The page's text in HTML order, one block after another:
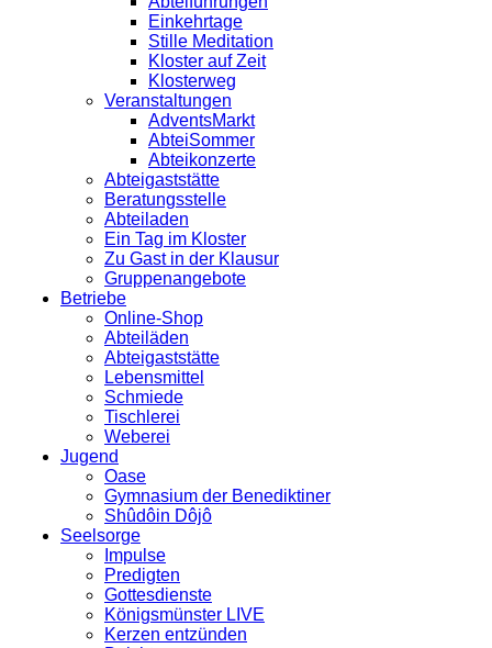
Einkehrtage
Stille Meditation
Kloster auf Zeit
Klosterweg
Veranstaltungen
AdventsMarkt
AbteiSommer
Abteikonzerte
Abteigaststätte
Beratungsstelle
Abteiladen
Ein Tag im Kloster
Zu Gast in der Klausur
Gruppenangebote
Betriebe
Online-Shop
Abteiläden
Abteigaststätte
Lebensmittel
Schmiede
Tischlerei
Weberei
Jugend
Oase
Gymnasium der Benediktiner
Shûdôin Dôjô
Seelsorge
Impulse
Predigten
Gottesdienste
Königsmünster LIVE
Kerzen entzünden